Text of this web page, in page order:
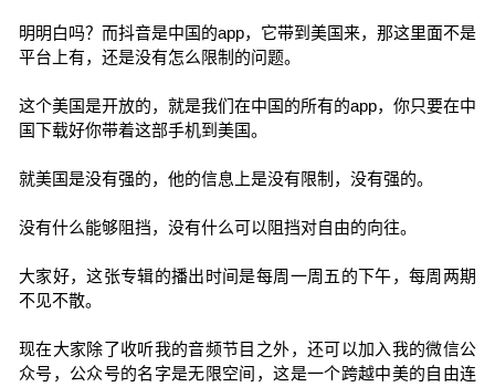
明明白吗？而抖音是中国的app，它带到美国来，那这里面不是
平台上有，还是没有怎么限制的问题。
这个美国是开放的，就是我们在中国的所有的app，你只要在中
国下载好你带着这部手机到美国。
就美国是没有强的，他的信息上是没有限制，没有强的。
没有什么能够阻挡，没有什么可以阻挡对自由的向往。
大家好，这张专辑的播出时间是每周一周五的下午，每周两期
不见不散。
现在大家除了收听我的音频节目之外，还可以加入我的微信公
众号，公众号的名字是无限空间，这是一个跨越中美的自由连